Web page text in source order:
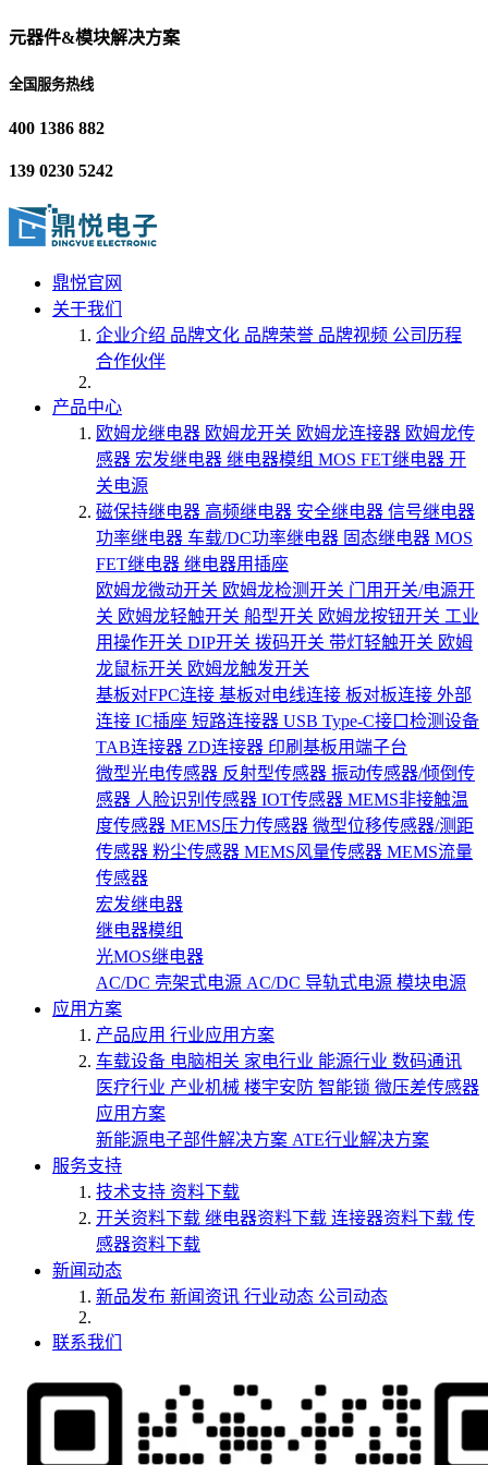
元器件&模块解决方案
全国服务热线
400 1386 882
139 0230 5242
鼎悦官网
关于我们
企业介绍 品牌文化 品牌荣誉 品牌视频 公司历程
合作伙伴
产品中心
欧姆龙继电器 欧姆龙开关 欧姆龙连接器 欧姆龙传
感器 宏发继电器 继电器模组 MOS FET继电器 开
关电源
磁保持继电器 高频继电器 安全继电器 信号继电器
功率继电器 车载/DC功率继电器 固态继电器 MOS
FET继电器 继电器用插座
欧姆龙微动开关 欧姆龙检测开关 门用开关/电源开
关 欧姆龙轻触开关 船型开关 欧姆龙按钮开关 工业
用操作开关 DIP开关 拨码开关 带灯轻触开关 欧姆
龙鼠标开关 欧姆龙触发开关
基板对FPC连接 基板对电线连接 板对板连接 外部
连接 IC插座 短路连接器 USB Type-C接口检测设备
TAB连接器 ZD连接器 印刷基板用端子台
微型光电传感器 反射型传感器 振动传感器/倾倒传
感器 人脸识别传感器 IOT传感器 MEMS非接触温
度传感器 MEMS压力传感器 微型位移传感器/测距
传感器 粉尘传感器 MEMS风量传感器 MEMS流量
传感器
宏发继电器
继电器模组
光MOS继电器
AC/DC 壳架式电源 AC/DC 导轨式电源 模块电源
应用方案
产品应用 行业应用方案
车载设备 电脑相关 家电行业 能源行业 数码通讯
医疗行业 产业机械 楼宇安防 智能锁 微压差传感器
应用方案
新能源电子部件解决方案 ATE行业解决方案
服务支持
技术支持 资料下载
开关资料下载 继电器资料下载 连接器资料下载 传
感器资料下载
新闻动态
新品发布 新闻资讯 行业动态 公司动态
联系我们